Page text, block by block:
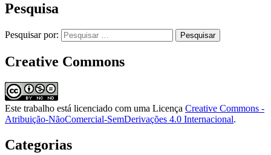
Pesquisa
Pesquisar por:
Creative Commons
Este trabalho está licenciado com uma Licença Creative Commons -
Atribuição-NãoComercial-SemDerivações 4.0 Internacional.
Categorias